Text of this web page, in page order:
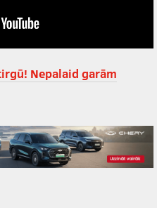
Nepalaid garām